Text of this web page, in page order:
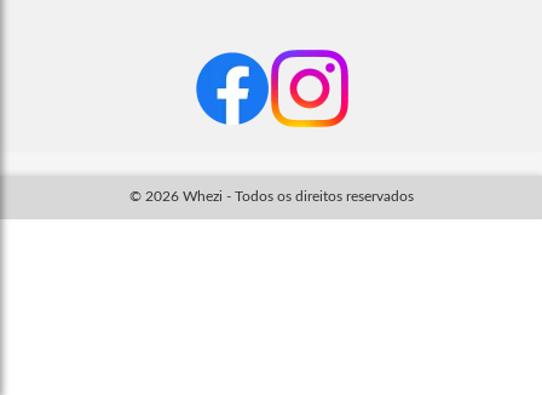
© 2026 Whezi - Todos os direitos reservados